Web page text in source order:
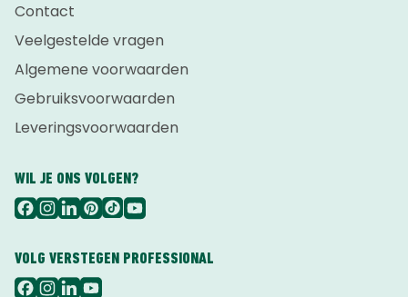
Contact
Veelgestelde vragen
Algemene voorwaarden
Gebruiksvoorwaarden
Leveringsvoorwaarden
WIL JE ONS VOLGEN?
VOLG VERSTEGEN PROFESSIONAL